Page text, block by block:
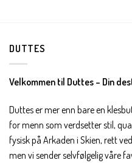
DUTTES
Velkommen til Duttes – Din
Duttes er mer enn bare en
for menn som verdsetter stil,
fysisk på Arkaden i Skien, rett
men vi sender selvfølgelig våre